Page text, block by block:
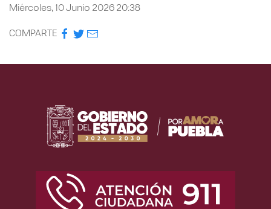
Miércoles, 10 Junio 2026 20:38
COMPARTE